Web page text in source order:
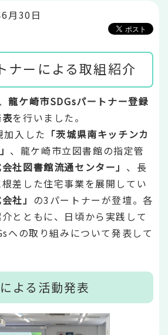
月30日
ナーによる取組紹介
龍ケ崎市SDGsパートナー登録
を行いました。
入した 「茨城県南キッチンカ
、龍ケ崎市立図書館の指定管
会社図書館流通センター」 、長
差した住宅事業を展開してい
社」 の3パートナーが登壇。各
とともに、日頃から実践して
への取り組みについて発表して
よる活動発表